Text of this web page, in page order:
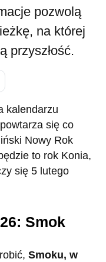
pozwolą
na której
przyszłość.
kalendarzu
się co
Nowy Rok
to rok Konia,
się 5 lutego
Smok
Smoku, w